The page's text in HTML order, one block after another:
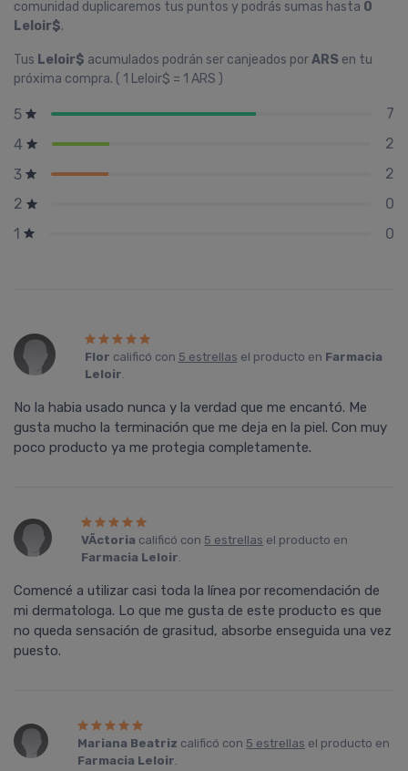
comunidad duplicaremos tus puntos y podrás sumas hasta 0
Leloir$.
Tus Leloir$ acumulados podrán ser canjeados porARS en tu
próxima compra. ( 1 Leloir$ = 1 ARS )
5
7
4
2
3
2
2
0
1
0
Flor calificó con 5 estrellas el producto en Farmacia
Leloir.
No la habia usado nunca y la verdad que me encantó. Me
gusta mucho la terminación que me deja en la piel. Con muy
poco producto ya me protegia completamente.
VÃ­ctoria calificó con 5 estrellas el producto en
Farmacia Leloir.
Comencé a utilizar casi toda la lí­nea por recomendación de
mi dermatologa. Lo que me gusta de este producto es que
no queda sensación de grasitud, absorbe enseguida una vez
puesto.
Mariana Beatriz calificó con 5 estrellas el producto en
Farmacia Leloir.